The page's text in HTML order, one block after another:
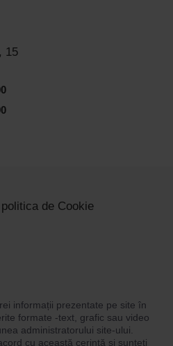
15
informații prezentate pe site în
formate -text, grafic sau video
administratorului site-ului.
cu această cerință și sunteți
de Cookie